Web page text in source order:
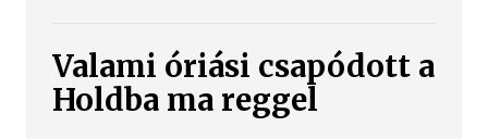
Valami óriási csapódott a
Holdba ma reggel